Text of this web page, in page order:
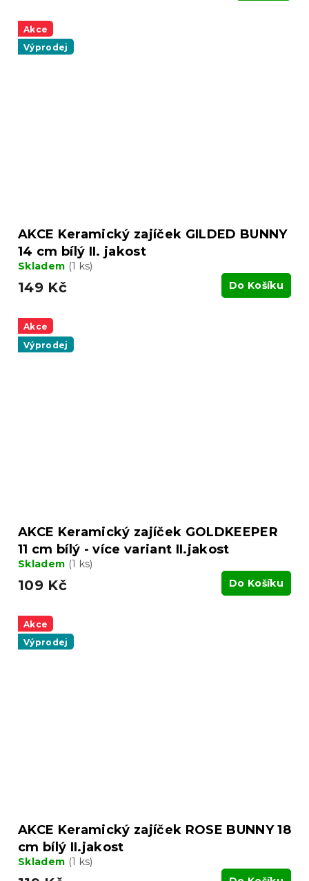
Akce
Výprodej
AKCE Keramický zajíček GILDED BUNNY
14 cm bílý II. jakost
Skladem (1 ks)
149 Kč Do Košíku
Akce
Výprodej
AKCE Keramický zajíček GOLDKEEPER
11 cm bílý - více variant II.jakost
Skladem (1 ks)
109 Kč Do Košíku
Akce
Výprodej
AKCE Keramický zajíček ROSE BUNNY 18
cm bílý II.jakost
Skladem (1 ks)